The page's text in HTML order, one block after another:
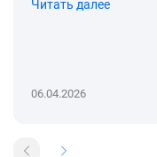
Читать далее
06.04.2026